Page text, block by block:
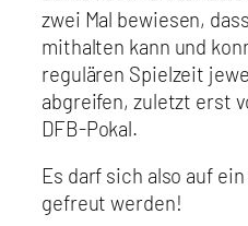
zwei Mal bewiesen,
mithalten kann und
regulären Spielzeit
abgreifen, zuletzt erst
DFB-Pokal.
Es darf sich also auf
gefreut werden!